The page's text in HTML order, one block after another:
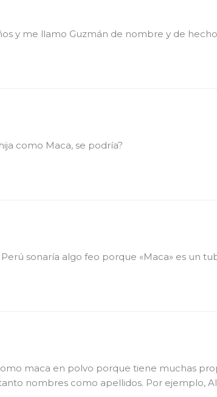
y me llamo Guzmán de nombre y de
como Maca, se podría?
sonaría algo feo porque «Maca» es un
maca en polvo porque tiene muchas
nombres como apellidos. Por ejemplo,